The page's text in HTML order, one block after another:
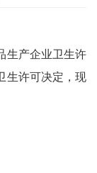
生产企业卫生许
生许可决定，现